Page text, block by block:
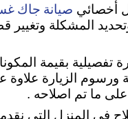
أخصائي صيانة جاك
المشكلة وتغيير
تفصيلية بقيمة
ورسوم الزيارة علاوة
ما تم اصلاحه .
في المنزل التي